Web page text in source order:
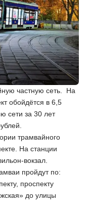
частную сеть. На
обойдётся в 6,5
сети за 30 лет
трамвайного
На станции
вокзал.
пройдут по:
проспекту
до улицы